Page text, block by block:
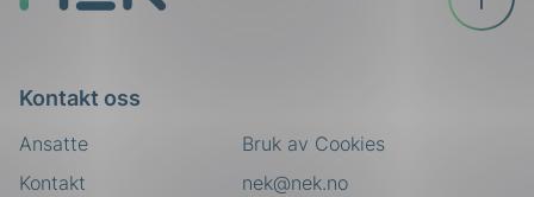
Kontakt oss
Ansatte
nek@nek.no
Kontakt
Bruk av Cookies
toppen